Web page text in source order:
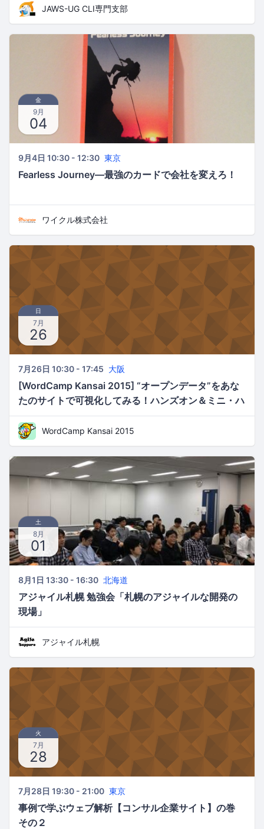
JAWS-UG CLI専門支部
金
9月
04
9月4日 10:30 - 12:30 東京
Fearless Journey―最強のカードで会社を変えろ！
ワイクル株式会社
日
7月
26
7月26日 10:30 - 17:45 大阪
[WordCamp Kansai 2015] “オープンデータ”をあな
たのサイトで可視化してみる！ハンズオン＆ミニ・ハ
ッカソン
WordCamp Kansai 2015
土
8月
01
8月1日 13:30 - 16:30 北海道
アジャイル札幌 勉強会「札幌のアジャイルな開発の
現場」
アジャイル札幌
火
7月
28
7月28日 19:30 - 21:00 東京
事例で学ぶウェブ解析【コンサル企業サイト】の巻
その２